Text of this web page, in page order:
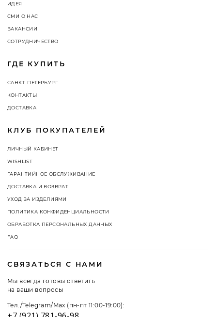
ИДЕЯ
СМИ О НАС
ВАКАНСИИ
СОТРУДНИЧЕСТВО
ГДЕ КУПИТЬ
САНКТ-ПЕТЕРБУРГ
КОНТАКТЫ
ДОСТАВКА
КЛУБ ПОКУПАТЕЛЕЙ
ЛИЧНЫЙ КАБИНЕТ
WISHLIST
ГАРАНТИЙНОЕ ОБСЛУЖИВАНИЕ
ДОСТАВКА И ВОЗВРАТ
УХОД ЗА ИЗДЕЛИЯМИ
ПОЛИТИКА КОНФИДЕНЦИАЛЬНОСТИ
ОБРАБОТКА ПЕРСОНАЛЬНЫХ ДАННЫХ
FAQ
СВЯЗАТЬСЯ С НАМИ
Мы всегда готовы ответить
на ваши вопросы
Тел./Telegram/Max (пн-пт 11:00-19:00):